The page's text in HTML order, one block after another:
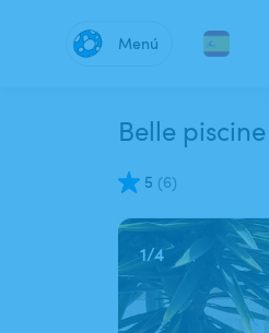
Menú
Belle
5 (6)
1/4